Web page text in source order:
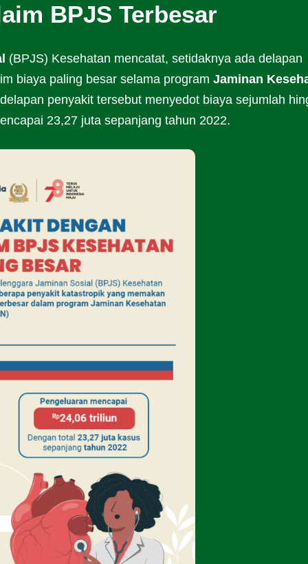
BPJS Terbesar
(BPJS) Kesehatan mencatat, setidaknya ada delapan
biaya paling besar selama program Jaminan
penyakit tersebut menyedot biaya sejumlah
23,27 juta sepanjang tahun 2022.